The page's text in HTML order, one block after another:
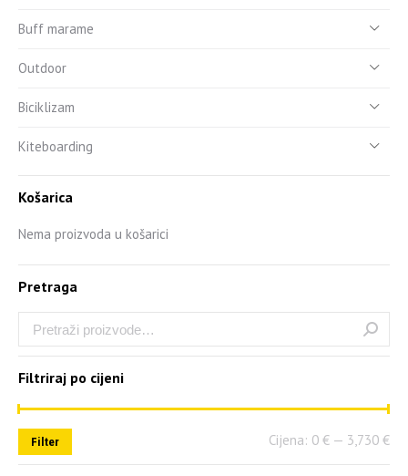
Buff marame
Outdoor
Biciklizam
Kiteboarding
Košarica
Nema proizvoda u košarici
Pretraga
Filtriraj po cijeni
Filter Cijena: 0 € — 3,730 €